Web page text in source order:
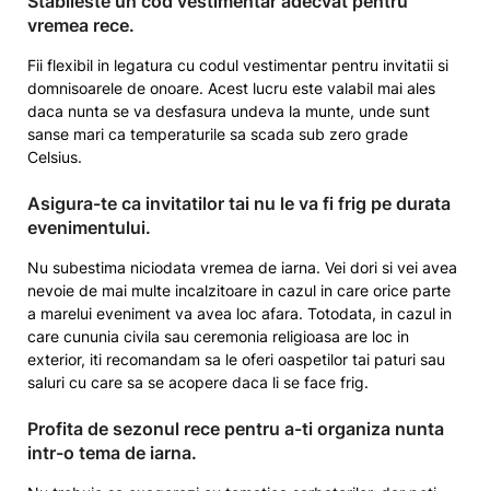
vremea rece.
Fii flexibil in legatura cu codul vestimentar pentru invitatii si
domnisoarele de onoare. Acest lucru este valabil mai ales
daca nunta se va desfasura undeva la munte, unde sunt
sanse mari ca temperaturile sa scada sub zero grade
Celsius.
​Asigura-te ca invitatilor tai nu le va fi frig pe durata
evenimentului.
Nu subestima niciodata vremea de iarna. Vei dori si vei avea
nevoie de mai multe incalzitoare in cazul in care orice parte
a marelui eveniment va avea loc afara. Totodata, in cazul in
care cununia civila sau ceremonia religioasa are loc in
exterior, iti recomandam sa le oferi oaspetilor tai paturi sau
saluri cu care sa se acopere daca li se face frig.
​Profita de sezonul rece pentru a-ti organiza nunta
intr-o tema de iarna.